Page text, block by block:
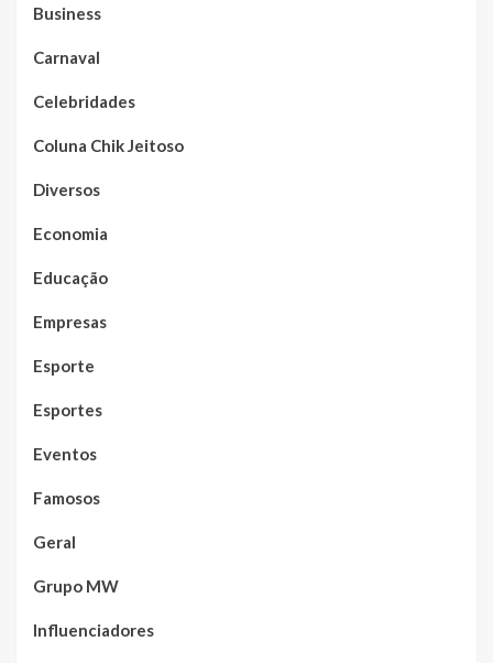
Business
Carnaval
Celebridades
Coluna Chik Jeitoso
Diversos
Economia
Educação
Empresas
Esporte
Esportes
Eventos
Famosos
Geral
Grupo MW
Influenciadores